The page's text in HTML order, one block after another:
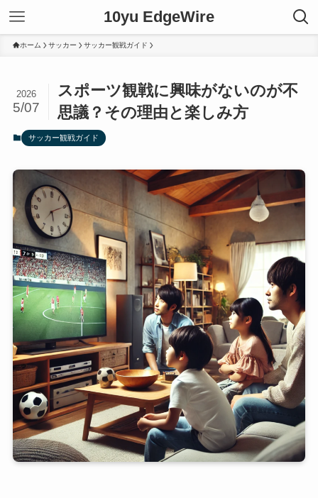
10yu EdgeWire
ホーム サッカー サッカー観戦ガイド
スポーツ観戦に興味がないのが不
思議？その理由と楽しみ方
2026
5/07
サッカー観戦ガイド